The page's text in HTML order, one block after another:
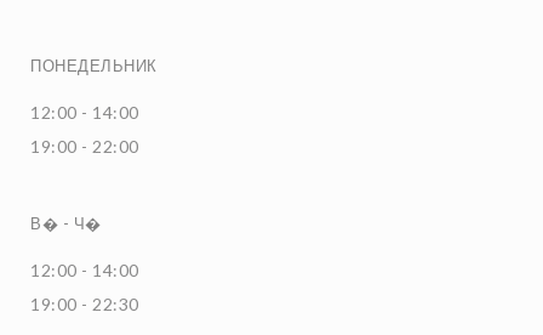
ПОНЕДЕЛЬНИК
12:00 - 14:00
19:00 - 22:00
В� - Ч�
12:00 - 14:00
19:00 - 22:30